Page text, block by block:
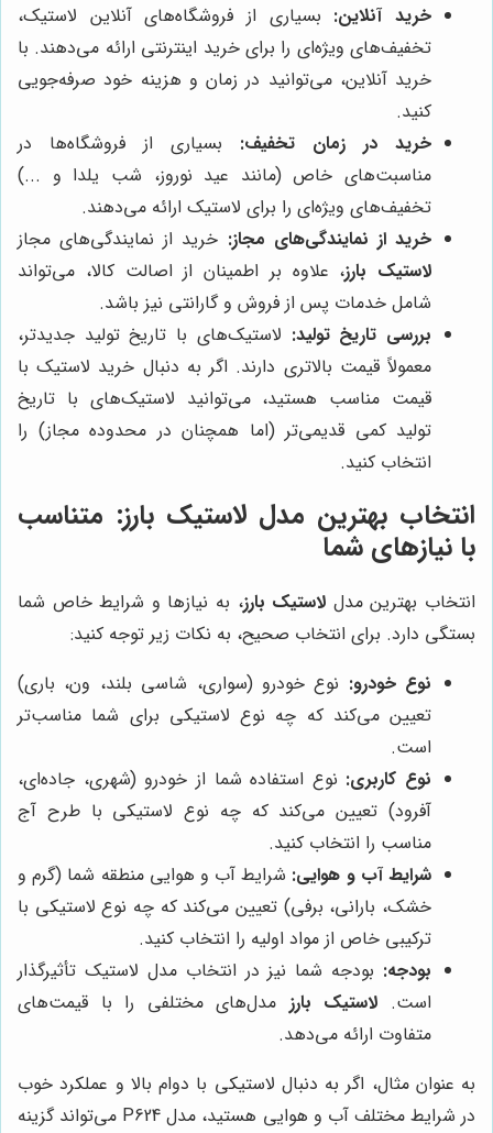
خرید آنلاین: بسیاری از فروشگاه‌های آنلاین لاستیک،
تخفیف‌های ویژه‌ای را برای خرید اینترنتی ارائه می‌دهند. با
خرید آنلاین، می‌توانید در زمان و هزینه خود صرفه‌جویی
کنید.
خرید در زمان تخفیف: بسیاری از فروشگاه‌ها در
مناسبت‌های خاص (مانند عید نوروز، شب یلدا و ...)
تخفیف‌های ویژه‌ای را برای لاستیک ارائه می‌دهند.
خرید از نمایندگی‌های مجاز: خرید از نمایندگی‌های مجاز
لاستیک بارز، علاوه بر اطمینان از اصالت کالا، می‌تواند
شامل خدمات پس از فروش و گارانتی نیز باشد.
بررسی تاریخ تولید: لاستیک‌های با تاریخ تولید جدیدتر،
معمولاً قیمت بالاتری دارند. اگر به دنبال خرید لاستیک با
قیمت مناسب هستید، می‌توانید لاستیک‌های با تاریخ
تولید کمی قدیمی‌تر (اما همچنان در محدوده مجاز) را
انتخاب کنید.
انتخاب بهترین مدل لاستیک بارز: متناسب
با نیازهای شما
انتخاب بهترین مدل لاستیک بارز، به نیازها و شرایط خاص شما
بستگی دارد. برای انتخاب صحیح، به نکات زیر توجه کنید:
نوع خودرو: نوع خودرو (سواری، شاسی بلند، ون، باری)
تعیین می‌کند که چه نوع لاستیکی برای شما مناسب‌تر
است.
نوع کاربری: نوع استفاده شما از خودرو (شهری، جاده‌ای،
آفرود) تعیین می‌کند که چه نوع لاستیکی با طرح آج
مناسب را انتخاب کنید.
شرایط آب و هوایی: شرایط آب و هوایی منطقه شما (گرم و
خشک، بارانی، برفی) تعیین می‌کند که چه نوع لاستیکی با
ترکیبی خاص از مواد اولیه را انتخاب کنید.
بودجه: بودجه شما نیز در انتخاب مدل لاستیک تأثیرگذار
است. لاستیک بارز مدل‌های مختلفی را با قیمت‌های
متفاوت ارائه می‌دهد.
به عنوان مثال، اگر به دنبال لاستیکی با دوام بالا و عملکرد خوب
در شرایط مختلف آب و هوایی هستید، مدل P624 می‌تواند گزینه